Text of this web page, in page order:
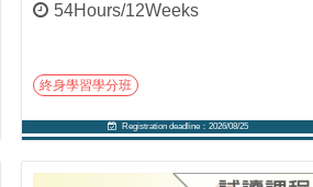
54Hours/12Weeks
終身學習學分班
Registration deadline：2026/08/25